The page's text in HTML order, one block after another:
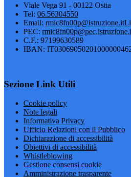
Viale Vega 91 - 00122 Ostia
Tel: 06.56304550
Email: rmic8fn00p@istruzione.it
PEC:
C.F.: 97199630589
IBAN:
Sezione Link Utili
Cookie policy
Note legali
Informativa Privacy
Ufficio Relazioni con il Pubblico
Dichiarazione di accessibilità
Obiettivi di accessibilità
Whistleblowing
Gestione consensi cookie
Amministrazione trasparente